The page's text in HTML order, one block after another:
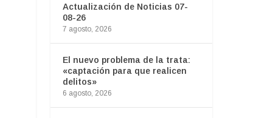
Actualización de Noticias 07-
08-26
7 agosto, 2026
El nuevo problema de la trata:
«captación para que realicen
delitos»
6 agosto, 2026